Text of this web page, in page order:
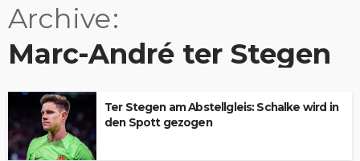
Archive
Marc-André ter Stegen
Ter Stegen am Abstellgleis: Schalke wird in
den Spott gezogen